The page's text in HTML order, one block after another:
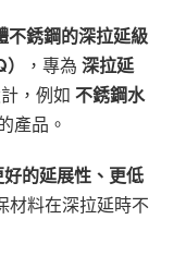
不銹鋼的深拉延級
，專為 深拉延
，例如 不銹鋼水
產品。
的延展性、更低
材料在深拉延時不